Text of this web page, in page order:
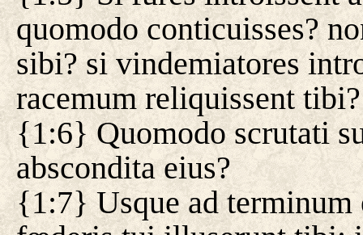
quomodo conticuisses?
sibi? si vindemiatores
racemum reliquissent tibi?
{1:6} Quomodo scrutati
abscondita eius?
{1:7} Usque ad terminum